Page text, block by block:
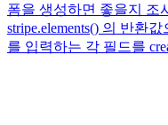
폼을 생성하면 좋을지 조
stripe.elements() 의 반환
를 입력하는 각 필드를